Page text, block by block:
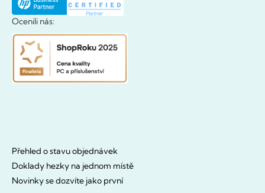
Ocenili nás:
Přehled o stavu objednávek
Doklady hezky na jednom místě
Novinky se dozvíte jako první